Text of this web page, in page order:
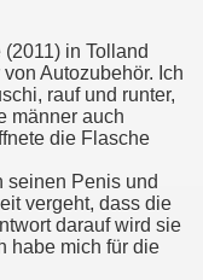
in Tolland
Autozubehör. Ich
rauf und runter,
männer auch
die Flasche
seinen Penis und
vergeht, dass die
darauf wird sie
habe mich für die
Rotete Maling,